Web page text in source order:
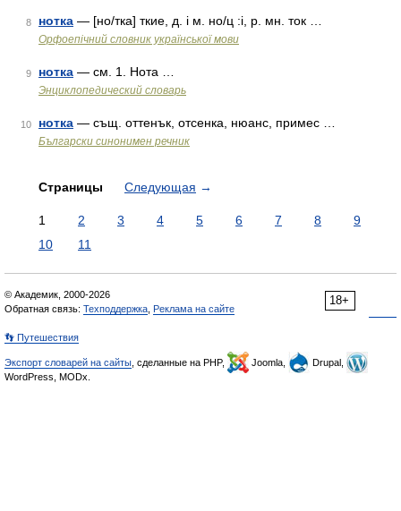
8 нотка — [но/тка] ткие, д. і м. но/ц :і, р. мн. ток …
Орфоепічний словник української мови
9 нотка — см. 1. Нота …
Энциклопедический словарь
10 нотка — същ. оттенък, отсенка, нюанс, примес …
Български синонимен речник
Страницы Следующая →
1 2 3 4 5 6 7 8
9
10
11
18+
© Академик, 2000-2026
Обратная связь: Техподдержка Реклама на сайте
👣 Путешествия
Экспорт словарей на сайты , сделанные на PHP, Joomla,
Drupal,
WordPress, MODx.